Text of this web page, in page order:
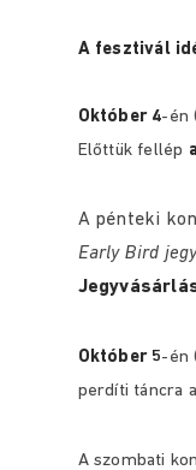
A fesztivál
Október 4-én
Előttük fellép
A pénteki
Early Bird
Október 5-én
perdíti táncra
A szombati